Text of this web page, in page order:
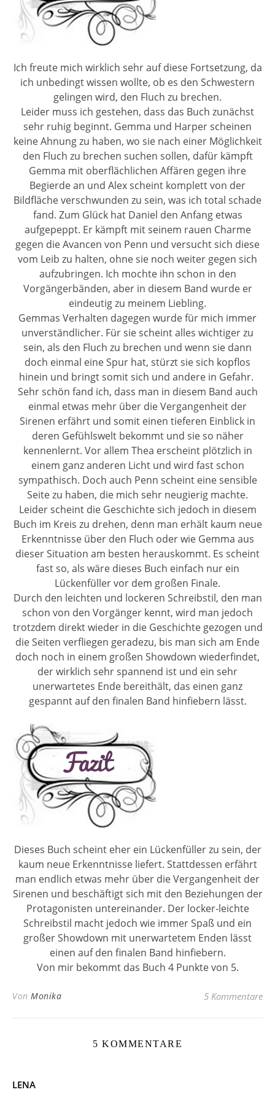
Ich freute mich wirklich sehr auf diese Fortsetzung, da
ich unbedingt wissen wollte, ob es den Schwestern
gelingen wird, den Fluch zu brechen.
Leider muss ich gestehen, dass das Buch zunächst
sehr ruhig beginnt. Gemma und Harper scheinen
keine Ahnung zu haben, wo sie nach einer Möglichkeit
den Fluch zu brechen suchen sollen, dafür kämpft
Gemma mit oberflächlichen Affären gegen ihre
Begierde an und Alex scheint komplett von der
Bildfläche verschwunden zu sein, was ich total schade
fand. Zum Glück hat Daniel den Anfang etwas
aufgepeppt. Er kämpft mit seinem rauen Charme
gegen die Avancen von Penn und versucht sich diese
vom Leib zu halten, ohne sie noch weiter gegen sich
aufzubringen. Ich mochte ihn schon in den
Vorgängerbänden, aber in diesem Band wurde er
eindeutig zu meinem Liebling.
Gemmas Verhalten dagegen wurde für mich immer
unverständlicher. Für sie scheint alles wichtiger zu
sein, als den Fluch zu brechen und wenn sie dann
doch einmal eine Spur hat, stürzt sie sich kopflos
hinein und bringt somit sich und andere in Gefahr.
Sehr schön fand ich, dass man in diesem Band auch
einmal etwas mehr über die Vergangenheit der
Sirenen erfährt und somit einen tieferen Einblick in
deren Gefühlswelt bekommt und sie so näher
kennenlernt. Vor allem Thea erscheint plötzlich in
einem ganz anderen Licht und wird fast schon
sympathisch. Doch auch Penn scheint eine sensible
Seite zu haben, die mich sehr neugierig machte.
Leider scheint die Geschichte sich jedoch in diesem
Buch im Kreis zu drehen, denn man erhält kaum neue
Erkenntnisse über den Fluch oder wie Gemma aus
dieser Situation am besten herauskommt. Es scheint
fast so, als wäre dieses Buch einfach nur ein
Lückenfüller vor dem großen Finale.
Durch den leichten und lockeren Schreibstil, den man
schon von den Vorgänger kennt, wird man jedoch
trotzdem direkt wieder in die Geschichte gezogen und
die Seiten verfliegen geradezu, bis man sich am Ende
doch noch in einem großen Showdown wiederfindet,
der wirklich sehr spannend ist und ein sehr
unerwartetes Ende bereithält, das einen ganz
gespannt auf den finalen Band hinfiebern lässt.
Dieses Buch scheint eher ein Lückenfüller zu sein, der
kaum neue Erkenntnisse liefert. Stattdessen erfährt
man endlich etwas mehr über die Vergangenheit der
Sirenen und beschäftigt sich mit den Beziehungen der
Protagonisten untereinander. Der locker-leichte
Schreibstil macht jedoch wie immer Spaß und ein
großer Showdown mit unerwartetem Enden lässt
einen auf den finalen Band hinfiebern.
Von mir bekommt das Buch 4 Punkte von 5.
Von Monika 5 Kommentare
5 KOMMENTARE
LENA